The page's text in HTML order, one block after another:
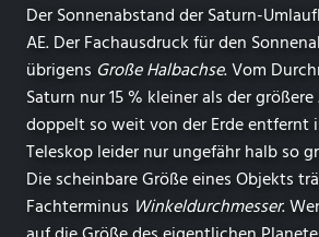
Der Sonnenabstand der Saturn-
AE. Der Fachausdruck für den
übrigens Große Halbachse. Vom
Saturn nur 15 % kleiner als der
doppelt so weit von der Erde entfernt
Teleskop leider nur ungefähr halb so
Die scheinbare Größe eines Objekts
Fachterminus Winkeldurchmesser.